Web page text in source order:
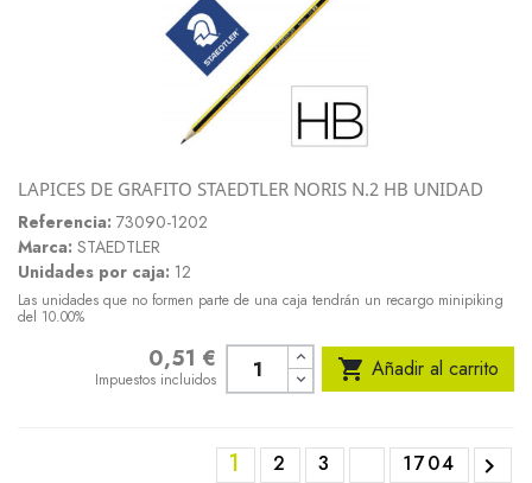
LAPICES DE GRAFITO STAEDTLER NORIS N.2 HB UNIDAD
Referencia: 73090-1202
Marca: STAEDTLER
Unidades por caja: 12
Las unidades que no formen parte de una caja tendrán un recargo minipiking
del 10.00%
0,51 €
Impuestos incluidos  Añadir al carrito
1 2 3 1704 